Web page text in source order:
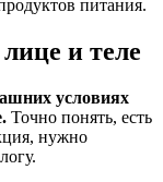
питания.
и теле
условиях
Точно понять, есть
нужно